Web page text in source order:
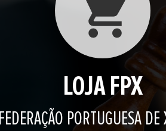
LOJA FPX
FEDERAÇÃO PORTUGUESA DE